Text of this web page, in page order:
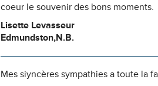
coeur le souvenir des bons moments.
Lisette Levasseur
Edmundston,N.B.
Mes siyncères sympathies a toute la